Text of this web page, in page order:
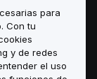
para
Con tu
y de redes
el uso